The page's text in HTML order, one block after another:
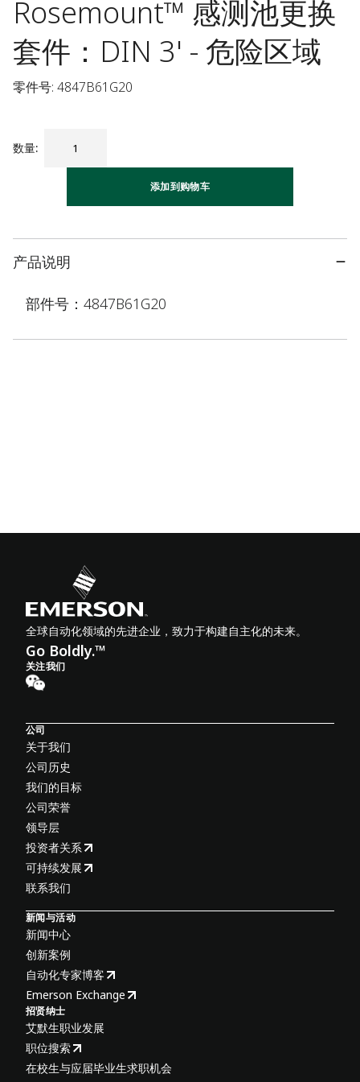
Rosemount™ 感测池更换
套件：DIN 3' - 危险区域
零件号: 4847B61G20
数量:
添加到购物车
产品说明
部件号：4847B61G20
全球自动化领域的先进企业，致力于构建自主化的未来。
Go Boldly.™
关注我们
公司
关于我们
公司历史
我们的目标
公司荣誉
领导层
投资者关系
可持续发展
联系我们
新闻与活动
新闻中心
创新案例
自动化专家博客
Emerson Exchange
招贤纳士
艾默生职业发展
职位搜索
在校生与应届毕业生求职机会